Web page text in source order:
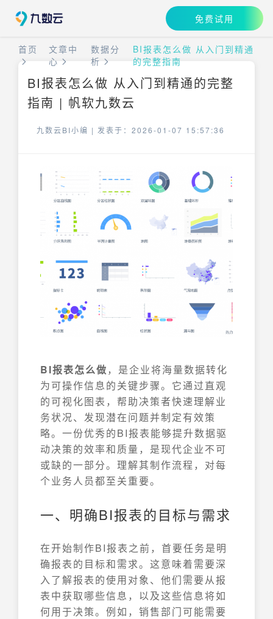
免费试用
首页
文章中
心
数据分
析
BI报表怎么做 从入门到精通
的完整指南
BI报表怎么做 从入门到精通的完整
指南 | 帆软九数云
九数云BI小编 | 发表于：2026-01-07 15:57:36
BI报表怎么做 ，是企业将海量数据转化
为可操作信息的关键步骤。它通过直观
的可视化图表，帮助决策者快速理解业
务状况、发现潜在问题并制定有效策
略。一份优秀的BI报表能够提升数据驱
动决策的效率和质量，是现代企业不可
或缺的一部分。理解其制作流程，对每
个业务人员都至关重要。
一、明确BI报表的目标与需求
在开始制作BI报表之前，首要任务是明
确报表的目标和需求。这意味着需要深
入了解报表的使用对象、他们需要从报
表中获取哪些信息，以及这些信息将如
何用于决策。例如，销售部门可能需要